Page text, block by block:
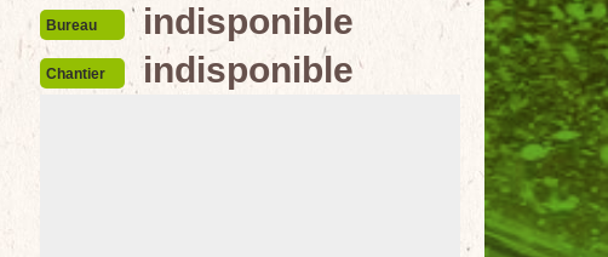
Bureau indisponible
Chantier indisponible